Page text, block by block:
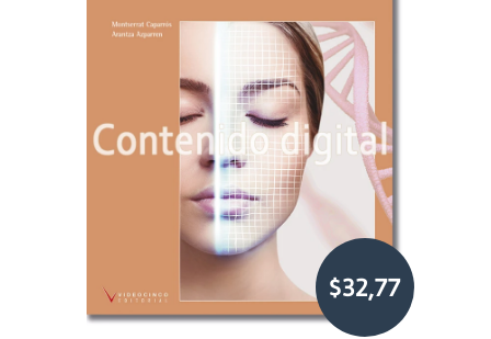
$32,77